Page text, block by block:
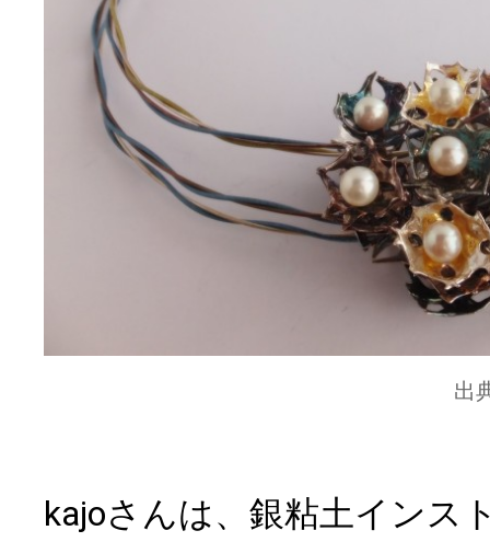
出
kajoさんは、銀粘土インス